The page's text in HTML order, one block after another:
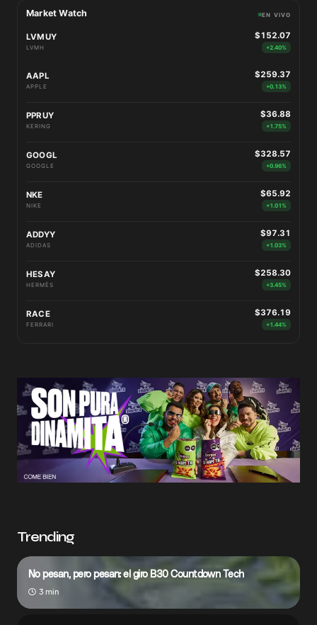
Market Watch EN VIVO
LVMUY
LVMH
$152.07
+2.40%
AAPL
APPLE
$259.37
+0.13%
PPRUY
KERING
$36.88
+1.75%
GOOGL
GOOGLE
$328.57
+0.96%
NKE
NIKE
$65.92
+1.01%
ADDYY
ADIDAS
$97.31
+1.03%
HESAY
HERMÈS
$258.30
+3.45%
RACE
FERRARI
$376.19
+1.44%
Trending
No pesan, pero pesan: el giro B30 Countdown Tech
3 min